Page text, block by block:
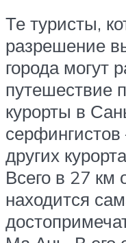
Те туристы,
разрешение
города могут
путешествие
курорты в
других
Всего в 27 км
находится